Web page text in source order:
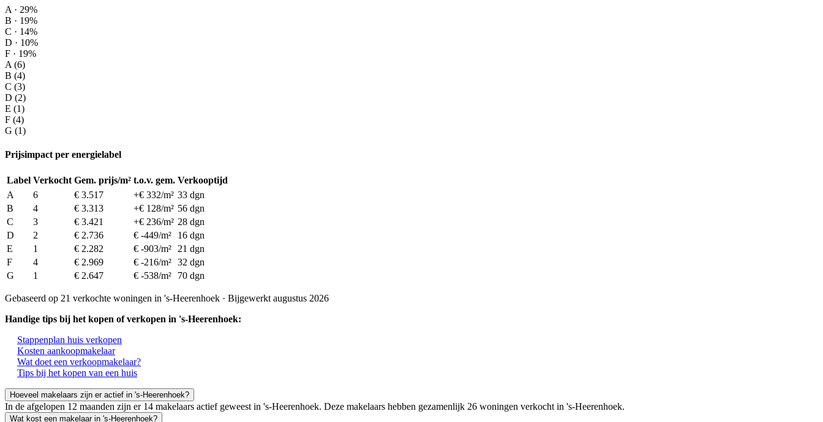
A · 29%
B · 19%
C · 14%
D · 10%
F · 19%
A (6)
B (4)
C (3)
D (2)
E (1)
F (4)
G (1)
Prijsimpact per energielabel
Label Verkocht Gem. prijs/m² t.o.v. gem. Verkooptijd
A
6 € 3.517 +€ 332/m² 33 dgn
B
4 € 3.313 +€ 128/m² 56 dgn
C
3 € 3.421 +€ 236/m² 28 dgn
D
2 € 2.736 € -449/m²
16 dgn
E
1 € 2.282 € -903/m²
21 dgn
F
4 € 2.969 € -216/m² 32 dgn
G
1 € 2.647 € -538/m² 70 dgn
Gebaseerd op 21 verkochte woningen in 's-Heerenhoek · Bijgewerkt augustus 2026
Handige tips bij het kopen of verkopen in 's-Heerenhoek:
Stappenplan huis verkopen
Kosten aankoopmakelaar
Wat doet een verkoopmakelaar?
Tips bij het kopen van een huis
Hoeveel makelaars zijn er actief in 's-Heerenhoek?
In de afgelopen 12 maanden zijn er 14 makelaars actief geweest in 's-Heerenhoek. Deze makelaars hebben gezamenlijk 26 woningen verkocht in 's-Heerenhoek.
Wat kost een makelaar in 's-Heerenhoek?